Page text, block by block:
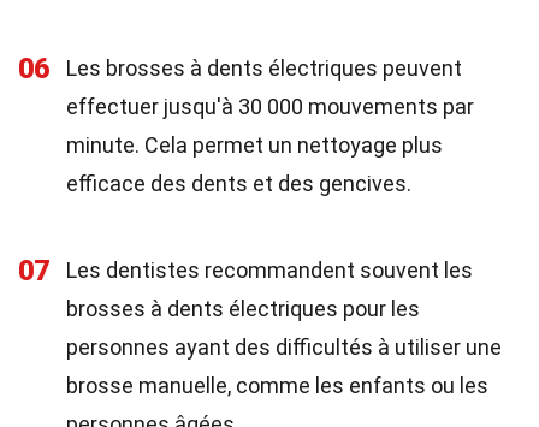
06
Les brosses à dents électriques peuvent
effectuer jusqu'à 30 000 mouvements par
minute. Cela permet un nettoyage plus
efficace des dents et des gencives.
07
Les dentistes recommandent souvent les
brosses à dents électriques pour les
personnes ayant des difficultés à utiliser une
brosse manuelle, comme les enfants ou les